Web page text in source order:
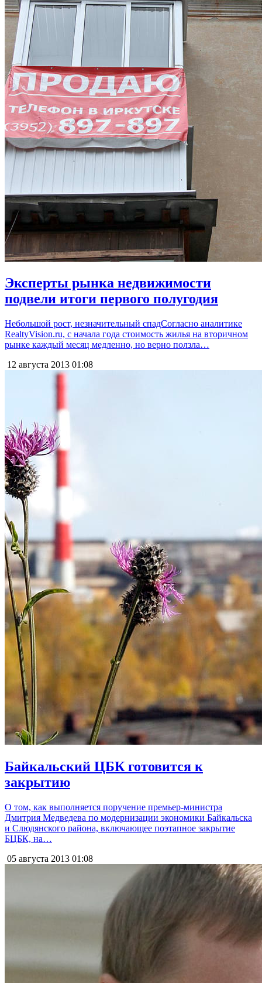
Эксперты рынка недвижимости
подвели итоги первого полугодия
Небольшой рост, незначительный спадСогласно аналитике
RealtyVision.ru, с начала года стоимость жилья на вторичном
рынке каждый месяц медленно, но верно ползла…
12 августа 2013 01:08
Байкальский ЦБК готовится к
закрытию
О том, как выполняется поручение премьер-министра
Дмитрия Медведева по модернизации экономики Байкальска
и Слюдянского района, включающее поэтапное закрытие
БЦБК, на…
05 августа 2013 01:08